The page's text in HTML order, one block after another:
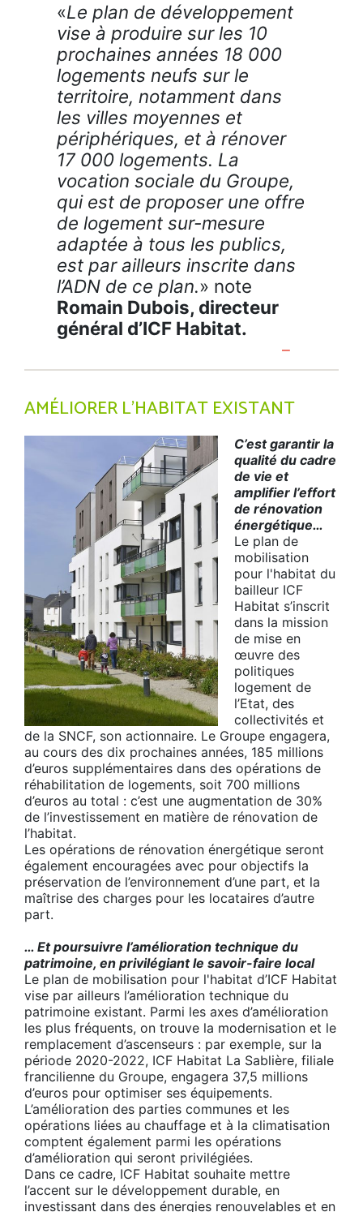
«Le plan de développement
vise à produire sur les 10
prochaines années 18 000
logements neufs sur le
territoire, notamment dans
les villes moyennes et
périphériques, et à rénover
17 000 logements. La
vocation sociale du Groupe,
qui est de proposer une offre
de logement sur-mesure
adaptée à tous les publics,
est par ailleurs inscrite dans
l’ADN de ce plan.» note
Romain Dubois, directeur
général d’ICF Habitat.
AMÉLIORER L’HABITAT EXISTANT
C’est garantir la
qualité du cadre
de vie et
amplifier l’effort
de rénovation
énergétique…
Le plan de
mobilisation
pour l'habitat du
bailleur ICF
Habitat s’inscrit
dans la mission
de mise en
œuvre des
politiques
logement de
l’Etat, des
collectivités et
de la SNCF, son actionnaire. Le Groupe engagera,
au cours des dix prochaines années, 185 millions
d’euros supplémentaires dans des opérations de
réhabilitation de logements, soit 700 millions
d’euros au total : c’est une augmentation de 30%
de l’investissement en matière de rénovation de
l’habitat.
Les opérations de rénovation énergétique seront
également encouragées avec pour objectifs la
préservation de l’environnement d’une part, et la
maîtrise des charges pour les locataires d’autre
part.
… Et poursuivre l’amélioration technique du
patrimoine, en privilégiant le savoir-faire local
Le plan de mobilisation pour l'habitat d’ICF Habitat
vise par ailleurs l’amélioration technique du
patrimoine existant. Parmi les axes d’amélioration
les plus fréquents, on trouve la modernisation et le
remplacement d’ascenseurs : par exemple, sur la
période 2020-2022, ICF Habitat La Sablière, filiale
francilienne du Groupe, engagera 37,5 millions
d’euros pour optimiser ses équipements.
L’amélioration des parties communes et les
opérations liées au chauffage et à la climatisation
comptent également parmi les opérations
d’amélioration qui seront privilégiées.
Dans ce cadre, ICF Habitat souhaite mettre
l’accent sur le développement durable, en
investissant dans des énergies renouvelables et en